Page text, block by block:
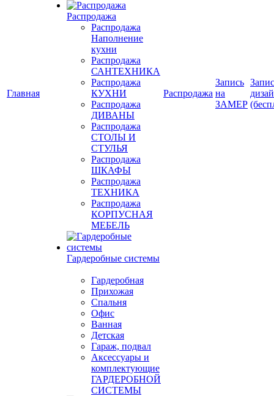
Главная
Распродажа
Распродажа
Наполнение
кухни
Распродажа
САНТЕХНИКА
Распродажа
КУХНИ
Распродажа
ДИВАНЫ
Распродажа
СТОЛЫ И
СТУЛЬЯ
Распродажа
ШКАФЫ
Распродажа
ТЕХНИКА
Распродажа
КОРПУСНАЯ
МЕБЕЛЬ
Гардеробные системы
Гардеробная
Прихожая
Спальня
Офис
Ванная
Детская
Гараж, подвал
Аксессуары и
комплектующие
ГАРДЕРОБНОЙ
СИСТЕМЫ
Распродажа
Запись
на
ЗАМЕР